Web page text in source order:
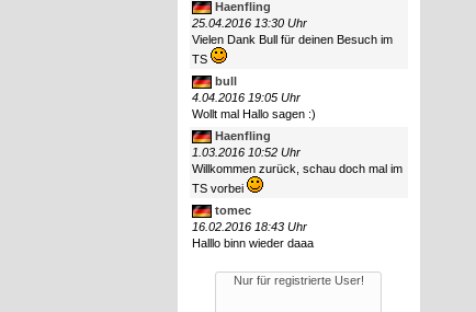
Haenfling
25.04.2016 13:30 Uhr
Vielen Dank Bull für deinen Besuch im
TS
bull
4.04.2016 19:05 Uhr
Wollt mal Hallo sagen :)
Haenfling
1.03.2016 10:52 Uhr
Willkommen zurück, schau doch mal im
TS vorbei
tomec
16.02.2016 18:43 Uhr
Halllo binn wieder daaa